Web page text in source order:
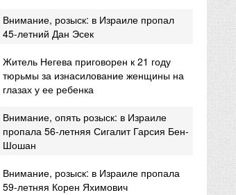
Внимание, розыск: в Израиле пропал
45-летний Дан Эсек
Житель Негева приговорен к 21 году
тюрьмы за изнасилование женщины на
глазах у ее ребенка
Внимание, опять розыск: в Израиле
пропала 56-летняя Сигалит Гарсия Бен-
Шошан
Внимание, розыск: в Израиле пропала
59-летняя Корен Яхимович